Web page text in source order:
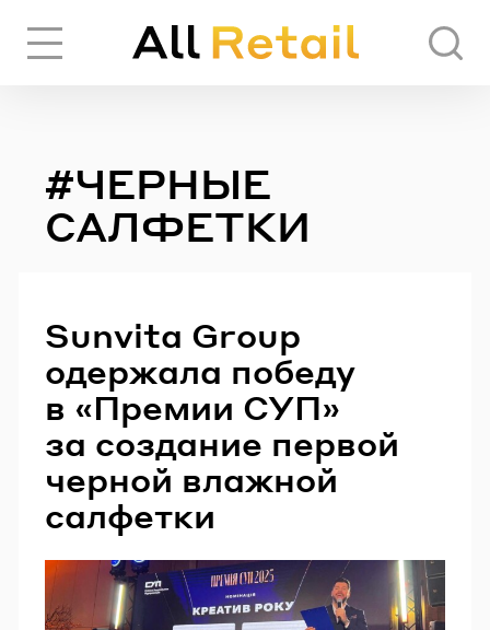
#ЧЕРНЫЕ
САЛФЕТКИ
Sunvita Group
одержала победу
в «Премии СУП»
за создание первой
черной влажной
салфетки
ЧЕРЕЗ СОЦИАЛЬНЫЕ СЕТИ
GOOGLE
Email
Пароль